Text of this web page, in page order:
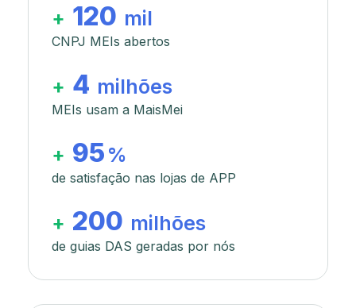
+ 120 mil
CNPJ MEIs abertos
+ 4 milhões
MEIs usam a MaisMei
+ 95 %
de satisfação nas lojas de APP
+ 200 milhões
de guias DAS geradas por nós